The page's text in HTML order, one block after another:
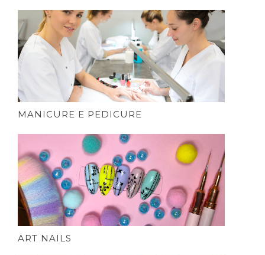
MANICURE E PEDICURE
ART NAILS